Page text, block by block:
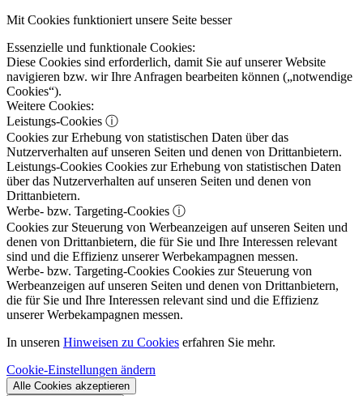
Mit Cookies funktioniert unsere Seite besser
Essenzielle und funktionale Cookies:
Diese Cookies sind erforderlich, damit Sie auf unserer Website
navigieren bzw. wir Ihre Anfragen bearbeiten können („notwendige
Cookies“).
Weitere Cookies:
Leistungs-Cookies ⓘ
Cookies zur Erhebung von statistischen Daten über das
Nutzerverhalten auf unseren Seiten und denen von Drittanbietern.
Leistungs-Cookies Cookies zur Erhebung von statistischen Daten
über das Nutzerverhalten auf unseren Seiten und denen von
Drittanbietern.
Werbe- bzw. Targeting-Cookies ⓘ
Cookies zur Steuerung von Werbeanzeigen auf unseren Seiten und
denen von Drittanbietern, die für Sie und Ihre Interessen relevant
sind und die Effizienz unserer Werbekampagnen messen.
Werbe- bzw. Targeting-Cookies Cookies zur Steuerung von
Werbeanzeigen auf unseren Seiten und denen von Drittanbietern,
die für Sie und Ihre Interessen relevant sind und die Effizienz
unserer Werbekampagnen messen.
In unseren Hinweisen zu Cookies erfahren Sie mehr.
Cookie-Einstellungen ändern
Alle Cookies akzeptieren